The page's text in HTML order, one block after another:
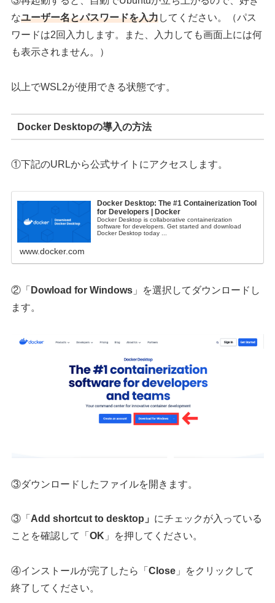
なユーザー名とパスワードを入力してください。（パス
ワードは2回入力します。また、入力しても画面上には何
も表示されません。）
以上でWSL2が使用できる状態です。
Docker Desktopの導入の方法
①下記のURLから公式サイトにアクセスします。
Docker Desktop: The #1 Containerization Tool
for Developers | Docker
Docker Desktop is collaborative containerization
software for developers. Get started and download
Docker Desktop today ...
www.docker.com
②「 Dowload for Windows 」を選択してダウンロードし
ます。
③ダウンロードしたファイルを開きます。
③「Add shortcut to desktop」 にチェックが入っている
ことを確認して「OK 」を押してください。
④インストールが完了したら「Close 」をクリックして
終了してください。